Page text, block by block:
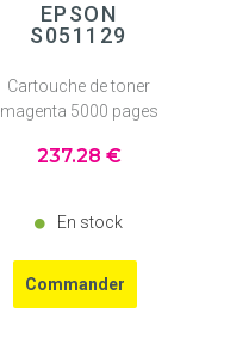
EPSON
S051129
Cartouche de toner
magenta 5000 pages
237.28 €
En stock